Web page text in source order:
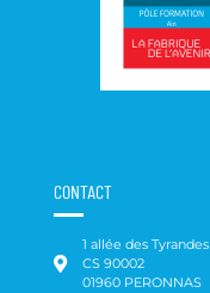
CONTACT
1 allée des Tyrandes
CS 90002
01960 PERONNAS